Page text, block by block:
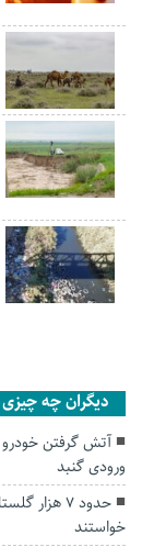
دیگران چه چیزی
آتش گرفتن خودرو
ورودی گنبد
حدود ۷
خواستند